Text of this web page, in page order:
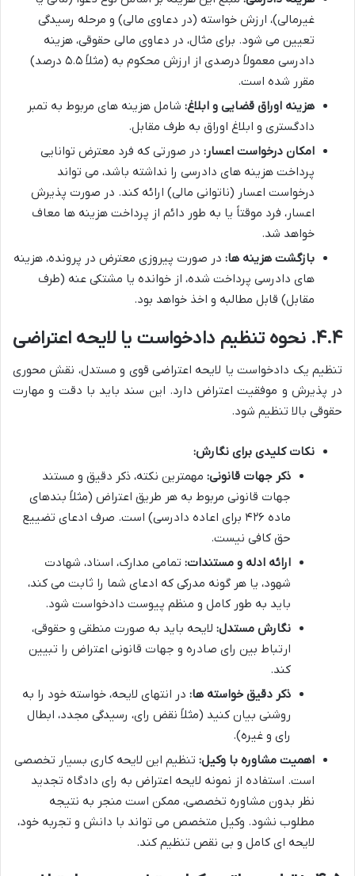
غیرمالی)، ارزش خواسته (در دعاوی مالی) و مرحله رسیدگی
تعیین می شود. برای مثال، در دعاوی مالی حقوقی، هزینه
دادرسی معمولاً درصدی از ارزش محکوم به (مثلاً ۵.۵ درصد)
مقرر شده است.
هزینه اوراق قضایی و ابلاغ: شامل هزینه های مربوط به تمبر
دادگستری و ابلاغ اوراق به طرف مقابل.
امکان درخواست اعسار: در صورتی که فرد معترض توانایی
پرداخت هزینه های دادرسی را نداشته باشد، می تواند
درخواست اعسار (ناتوانی مالی) ارائه کند. در صورت پذیرش
اعسار، فرد موقتاً یا به طور دائم از پرداخت هزینه ها معاف
خواهد شد.
بازگشت هزینه ها: در صورت پیروزی معترض در پرونده، هزینه
های دادرسی پرداخت شده، از خوانده یا مشتکی عنه (طرف
مقابل) قابل مطالبه و اخذ خواهد بود.
۴.۴. نحوه تنظیم دادخواست یا لایحه اعتراضی
تنظیم یک دادخواست یا لایحه اعتراضی قوی و مستدل، نقش محوری
در پذیرش و موفقیت اعتراض دارد. این سند باید با دقت و مهارت
حقوقی بالا تنظیم شود.
نکات کلیدی برای نگارش:
ذکر جهات قانونی: مهمترین نکته، ذکر دقیق و مستند
جهات قانونی مربوط به هر طریق اعتراض (مثلاً بندهای
ماده ۴۲۶ برای اعاده دادرسی) است. صرف ادعای تضییع
حق کافی نیست.
ارائه ادله و مستندات: تمامی مدارک، اسناد، شهادت
شهود، یا هر گونه مدرکی که ادعای شما را ثابت می کند،
باید به طور کامل و منظم پیوست دادخواست شود.
نگارش مستدل: لایحه باید به صورت منطقی و حقوقی،
ارتباط بین رای صادره و جهات قانونی اعتراض را تبیین
کند.
ذکر دقیق خواسته ها: در انتهای لایحه، خواسته خود را به
روشنی بیان کنید (مثلاً نقض رای، رسیدگی مجدد، ابطال
رای و غیره).
اهمیت مشاوره با وکیل: تنظیم این لایحه کاری بسیار تخصصی
است. استفاده از نمونه لایحه اعتراض به رای دادگاه تجدید
نظر بدون مشاوره تخصصی، ممکن است منجر به نتیجه
مطلوب نشود. وکیل متخصص می تواند با دانش و تجربه خود،
لایحه ای کامل و بی نقص تنظیم کند.